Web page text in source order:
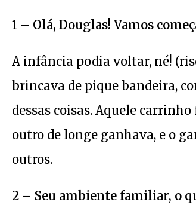
1 – Olá, Douglas! Vamos
A infância podia voltar, né!
brincava de pique bandeira,
dessas coisas. Aquele
outro de longe ganhava, e o
outros.
2 – Seu ambiente familiar, o